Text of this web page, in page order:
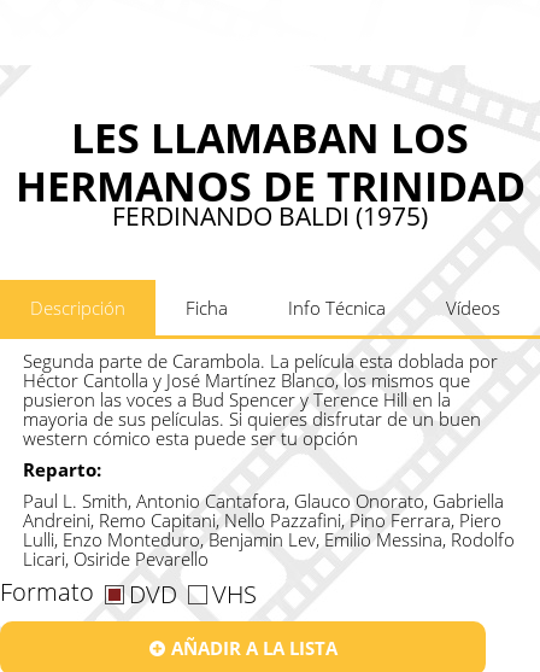
LES LLAMABAN LOS
HERMANOS DE TRINIDAD
FERDINANDO BALDI (1975)
Descripción Ficha Info Técnica Vídeos
Segunda parte de Carambola. La película esta doblada por
Héctor Cantolla y José Martínez Blanco, los mismos que
pusieron las voces a Bud Spencer y Terence Hill en la
mayoria de sus películas. Si quieres disfrutar de un buen
western cómico esta puede ser tu opción
Reparto:
Paul L. Smith, Antonio Cantafora, Glauco Onorato, Gabriella
Andreini, Remo Capitani, Nello Pazzafini, Pino Ferrara, Piero
Lulli, Enzo Monteduro, Benjamin Lev, Emilio Messina, Rodolfo
Licari, Osiride Pevarello
Formato DVD VHS
AÑADIR A LA LISTA